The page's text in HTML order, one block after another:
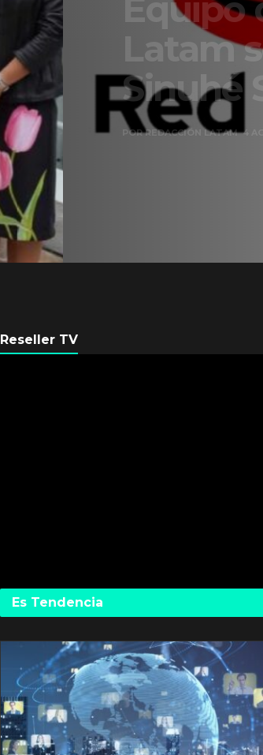
Equipo de
Latam se
Sinuhé
POR REDACCIÓN LATAM 4 AGOSTO, 2026
Reseller TV
Es Tendencia